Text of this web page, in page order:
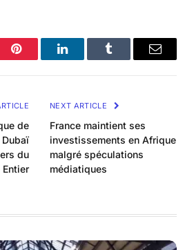
Pinterest LinkedInTumblr Email
de
Dubaï
du
Entier
NEXT ARTICLE
France maintient ses
investissements en Afrique
malgré spéculations
médiatiques